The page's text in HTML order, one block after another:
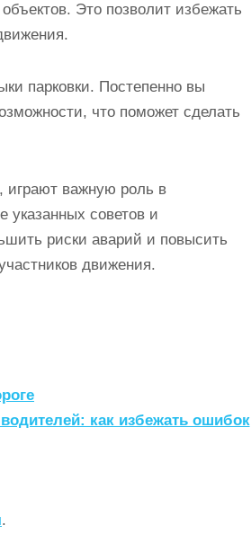
Это позволит избежать
парковки. Постепенно вы
что поможет сделать
играют важную роль в
указанных советов и
риски аварий и повысить
движения.
как избежать ошибок
.